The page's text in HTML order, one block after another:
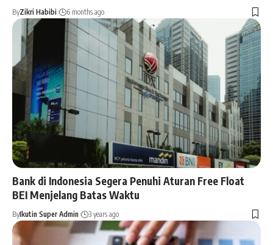
ByZikri Habibi 6 months ago
Bank di Indonesia Segera Penuhi Aturan Free Float
BEI Menjelang Batas Waktu
ByIkutin Super Admin 3 years ago